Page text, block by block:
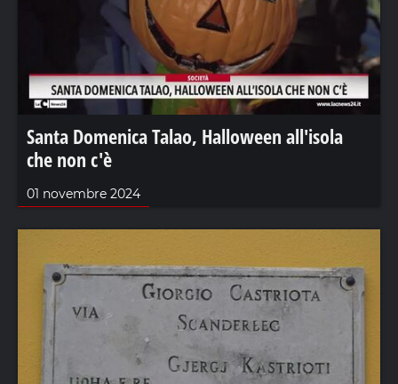
Santa Domenica Talao, Halloween all'isola
che non c'è
01 novembre 2024